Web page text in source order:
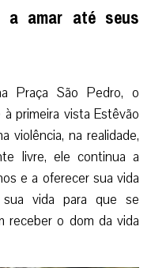
a amar até seus
Praça São Pedro, o
primeira vista Estêvão
violência, na realidade,
livre, ele continua a
e a oferecer sua vida
vida para que se
receber o dom da vida